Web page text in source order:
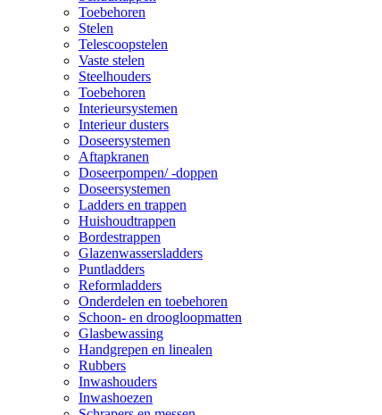
Toebehoren
Stelen
Telescoopstelen
Vaste stelen
Steelhouders
Toebehoren
Interieursystemen
Interieur dusters
Doseersystemen
Aftapkranen
Doseerpompen/ -doppen
Doseersystemen
Ladders en trappen
Huishoudtrappen
Bordestrappen
Glazenwassersladders
Puntladders
Reformladders
Onderdelen en toebehoren
Schoon- en droogloopmatten
Glasbewassing
Handgrepen en linealen
Rubbers
Inwashouders
Inwashoezen